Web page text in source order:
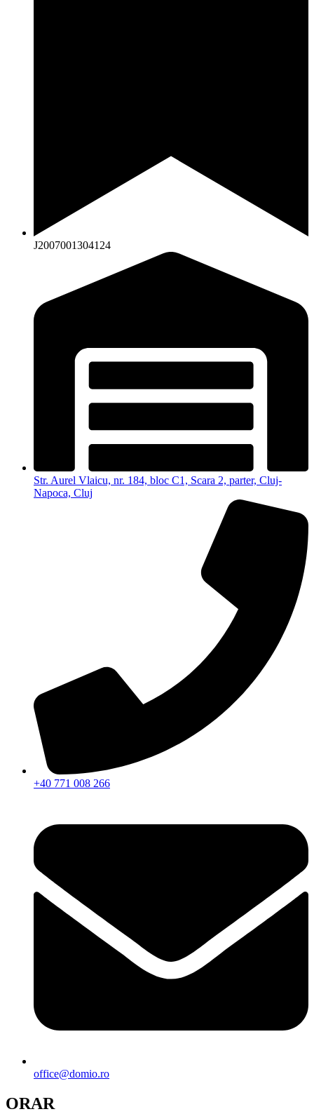
J2007001304124
Str. Aurel Vlaicu, nr. 184, bloc C1, Scara 2, parter, Cluj-
Napoca, Cluj
+40 771 008 266
office@domio.ro
ORAR